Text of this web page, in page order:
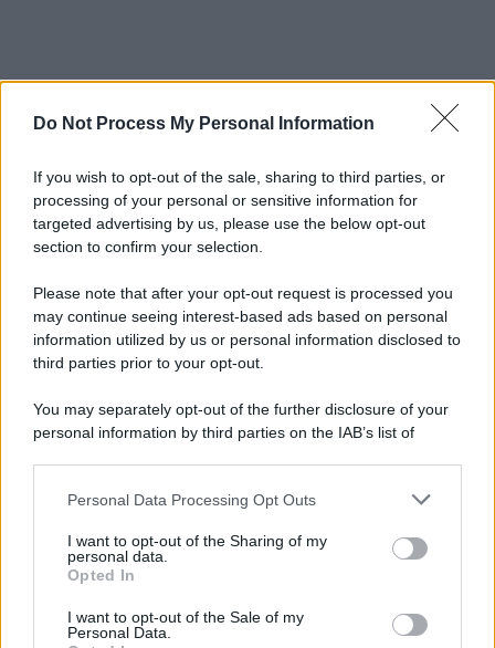
Do Not Process My Personal Information
If you wish to opt-out of the sale, sharing to third parties, or
processing of your personal or sensitive information for
targeted advertising by us, please use the below opt-out
section to confirm your selection.
Please note that after your opt-out request is processed you
may continue seeing interest-based ads based on personal
information utilized by us or personal information disclosed to
third parties prior to your opt-out.
You may separately opt-out of the further disclosure of your
personal information by third parties on the IAB’s list of
This information may also be disclosed by us to third parties
disclose it to other third parties.
Please note that this website/app uses one or more Google
services and may gather and store information including but
not limited to your visit or usage behaviour. You may click to
Personal Data Processing Opt Outs
I want to opt-out of the Sharing of my
personal data.
Opted In
I want to opt-out of the Sale of my
Personal Data.